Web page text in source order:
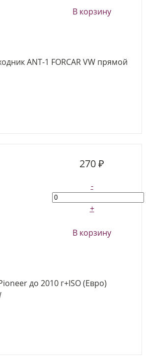
В корзину
ANT-1 FORCAR VW прямой
270 ₽
-
+
В корзину
до 2010 г+ISO (Евро)